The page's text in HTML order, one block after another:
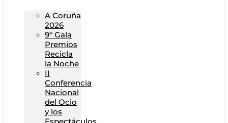
A Coruña
2026
9º Gala
Premios
Recicla
la Noche
II
Conferencia
Nacional
del Ocio
y los